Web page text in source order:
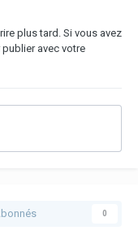
plus tard. Si vous avez
avec votre
0